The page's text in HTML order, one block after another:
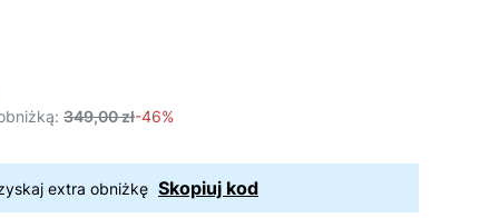
349,00 zł-46%
extra obniżkę Skopiuj kod